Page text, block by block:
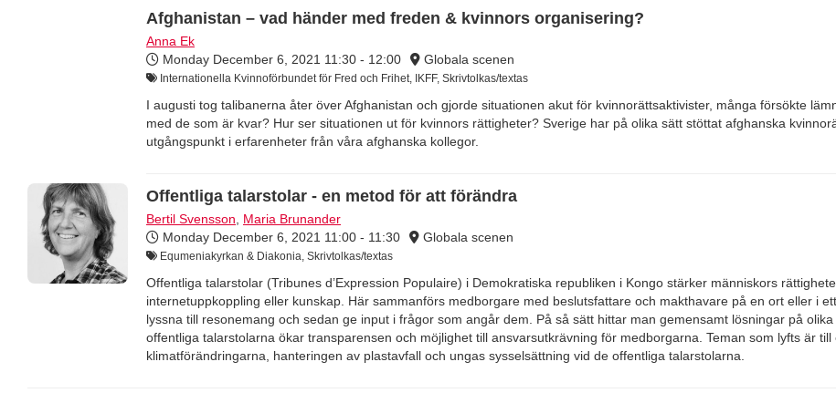
Afghanistan – vad händer med freden & kvinnors organisering?
Anna Ek
Monday December 6, 2021 11:30 - 12:00 Globala scenen
Internationella Kvinnoförbundet för Fred och Frihet, IKFF, Skrivtolkas/textas
I augusti tog talibanerna åter över Afghanistan och gjorde situationen akut för kvinnorättsaktivister, många försökte
med de som är kvar? Hur ser situationen ut för kvinnors rättigheter? Sverige har på olika sätt stöttat afghanska
utgångspunkt i erfarenheter från våra afghanska kollegor.
Offentliga talarstolar - en metod för att förändra
Bertil Svensson
Maria Brunander
Monday December 6, 2021 11:00 - 11:30 Globala scenen
Equmeniakyrkan & Diakonia, Skrivtolkas/textas
Offentliga talarstolar (Tribunes d’Expression Populaire) i Demokratiska republiken i Kongo stärker människors
internetuppkoppling eller kunskap. Här sammanförs medborgare med beslutsfattare och makthavare på en ort eller i
lyssna till resonemang och sedan ge input i frågor som angår dem. På så sätt hittar man gemensamt lösningar på
offentliga talarstolarna ökar transparensen och möjlighet till ansvarsutkrävning för medborgarna. Teman som lyfts är
klimatförändringarna, hanteringen av plastavfall och ungas sysselsättning vid de offentliga talarstolarna.